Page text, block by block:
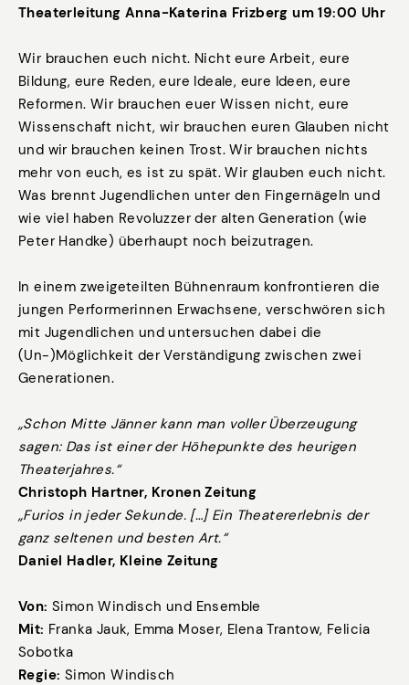
Theaterleitung Anna-Katerina Frizberg um 19:00 Uhr
Wir brauchen euch nicht. Nicht eure Arbeit, eure
Bildung, eure Reden, eure Ideale, eure Ideen, eure
Reformen. Wir brauchen euer Wissen nicht, eure
Wissenschaft nicht, wir brauchen euren Glauben nicht
und wir brauchen keinen Trost. Wir brauchen nichts
mehr von euch, es ist zu spät. Wir glauben euch nicht.
Was brennt Jugendlichen unter den Fingernägeln und
wie viel haben Revoluzzer der alten Generation (wie
Peter Handke) überhaupt noch beizutragen.
In einem zweigeteilten Bühnenraum konfrontieren die
jungen Performerinnen Erwachsene, verschwören sich
mit Jugendlichen und untersuchen dabei die
(Un-)Möglichkeit der Verständigung zwischen zwei
Generationen.
„Schon Mitte Jänner kann man voller Überzeugung
sagen: Das ist einer der Höhepunkte des heurigen
Theaterjahres.“
Christoph Hartner, Kronen Zeitung
„Furios in jeder Sekunde. […] Ein Theatererlebnis der
ganz seltenen und besten Art.“
Daniel Hadler, Kleine Zeitung
Von: Simon Windisch und Ensemble
Mit: Franka Jauk, Emma Moser, Elena Trantow, Felicia
Sobotka
Regie: Simon Windisch